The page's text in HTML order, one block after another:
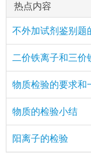
热点内容
不外加试剂鉴别题
二价铁离子和三价
物质检验的要求和
物质的检验小结
阳离子的检验